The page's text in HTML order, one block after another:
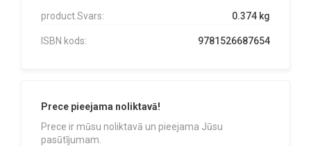
product.Svars: 0.374 kg
ISBN kods: 9781526687654
Prece pieejama noliktavā!
Prece ir mūsu noliktavā un pieejama Jūsu
pasūtījumam.